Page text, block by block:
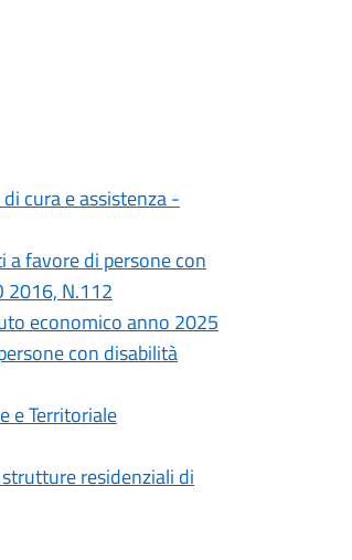
cura e assistenza -
a favore di persone con
2016, N.112
economico anno 2025
con disabilità
e Territoriale
residenziali di